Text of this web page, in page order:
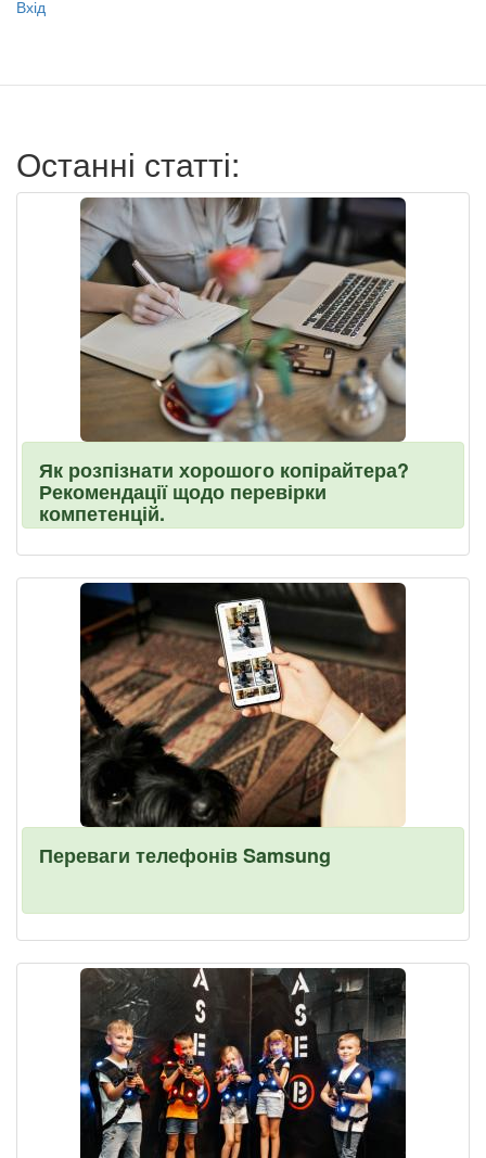
записи
Вхід
Останні статті:
Як розпізнати хорошого копірайтера?
Рекомендації щодо перевірки
компетенцій.
Переваги телефонів Samsung